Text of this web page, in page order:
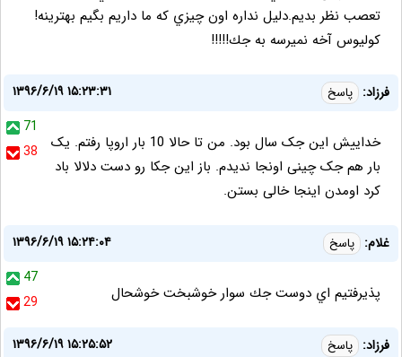
تعصب نظر بديم.دليل نداره اون چيزي كه ما داريم بگيم بهترينه!
كوليوس آخه نميرسه به جك!!!!!
فرزاد: پاسخ
۱۳۹۶/۶/۱۹ ۱۵:۲۳:۳۱
71
38
خداییش این جک سال بود. من تا حالا 10 بار اروپا رفتم. یک
بار هم جک چینی اونجا ندیدم. باز این جکا رو دست دلالا باد
کرد اومدن اینجا خالی بستن.
غلام: پاسخ
۱۳۹۶/۶/۱۹ ۱۵:۲۴:۰۴
47
29
پذيرفتيم اي دوست جك سوار خوشبخت خوشحال
فرزاد: پاسخ
۱۳۹۶/۶/۱۹ ۱۵:۲۵:۵۲